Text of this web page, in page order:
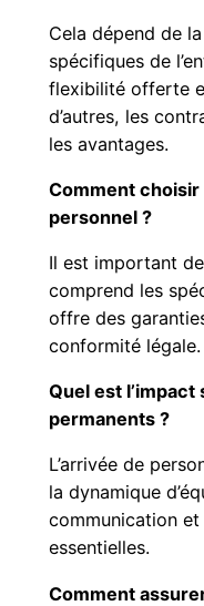
Cela dépend de
spécifiques de
flexibilité offerte
d’autres, les
les avantages.
Comment
personnel ?
Il est important
comprend les
offre des
conformité légale.
Quel est
permanents ?
L’arrivée de
la dynamique
communication
essentielles.
Comment